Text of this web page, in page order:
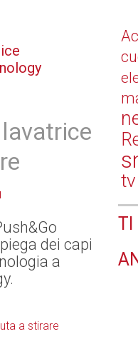
dei capi
a
tv
TI